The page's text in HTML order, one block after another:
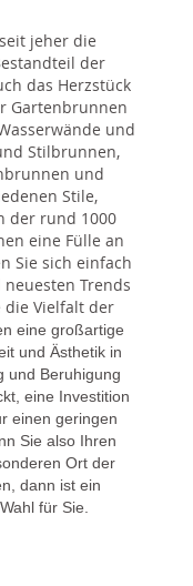
jeher die
der
das Herzstück
Gartenbrunnen
und
Stilbrunnen,
und
Stile,
der rund 1000
eine Fülle an
Sie sich einfach
Trends
die Vielfalt der
eine großartige
und Ästhetik in
und Beruhigung
eine Investition
einen geringen
Sie also Ihren
Ort der
dann ist ein
für Sie.